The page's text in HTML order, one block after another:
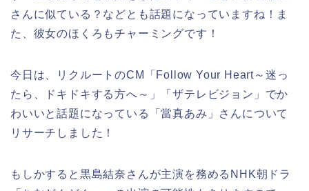
さんに似ている？などとも話題になっていますね！ま
た、彼女のほくろもチャーミングです！
今日は、リクルートのCM「Follow Your Heart～迷っ
たら、ドキドキする方へ～」「ザテレビジョン」でか
わいいと話題になっている「當真あみ」さんについて
リサーチしました！
もしかすると黒島結奈さんが主演を務めるNHK朝ドラ